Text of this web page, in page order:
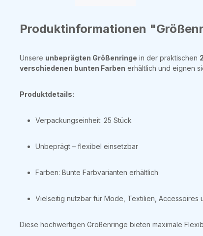
Produktinformationen
Unsere unbeprägten Größenringe in der praktischen
verschiedenen bunten Farben erhältlich und eignen
Produktdetails:
Verpackungseinheit: 25 Stück
Unbeprägt – flexibel einsetzbar
Farben: Bunte Farbvarianten erhältlich
Vielseitig nutzbar für Mode, Textilien, Accessoires
Diese hochwertigen Größenringe bieten maximale